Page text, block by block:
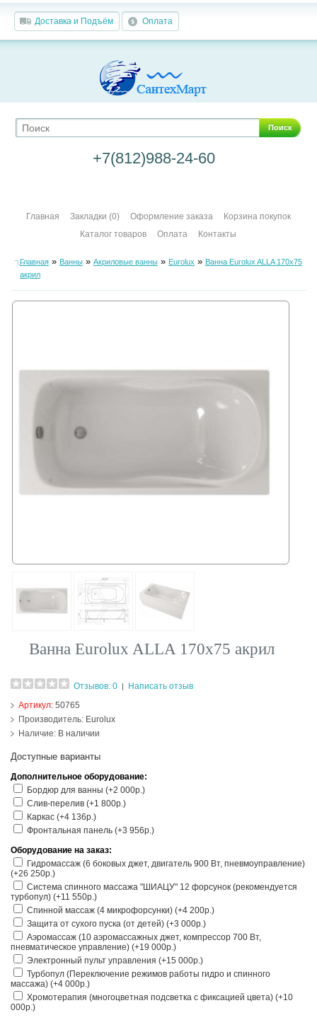
Доставка и Подъём Оплата
Поиск
+7(812)988-24-60
Главная Закладки (0) Оформление заказа
Корзина покупок
Каталог товаров
Оплата Контакты
Главная» Ванны» Акриловые ванны» Eurolux» Ванна Eurolux ALLA 170х75
акрил
Ванна Eurolux ALLA 170х75 акрил
Отзывов: 0
Написать отзыв
Артикул:50765
Производитель: Eurolux
Наличие: В наличии
Доступные варианты
Дополнительное оборудование:
Бордюр для ванны (+2 000р.)
Слив-перелив (+1 800р.)
Каркас (+4 136р.)
Фронтальная панель (+3 956р.)
Оборудование на заказ:
Гидромассаж (6 боковых джет, двигатель 900 Вт, пневмоуправление)
(+26 250р.)
Система спинного массажа "ШИАЦУ" 12 форсунок (рекомендуется
турбопул) (+11 550р.)
Спинной массаж (4 микрофорсунки) (+4 200р.)
Защита от сухого пуска (от детей) (+3 000р.)
Аэромассаж (10 аэромассажных джет, компрессор 700 Вт,
пневматическое управление) (+19 000р.)
Электронный пульт управления (+15 000р.)
Турбопул (Переключение режимов работы гидро и спинного
массажа) (+4 000р.)
Хромотерапия (многоцветная подсветка с фиксацией цвета) (+10
000р.)